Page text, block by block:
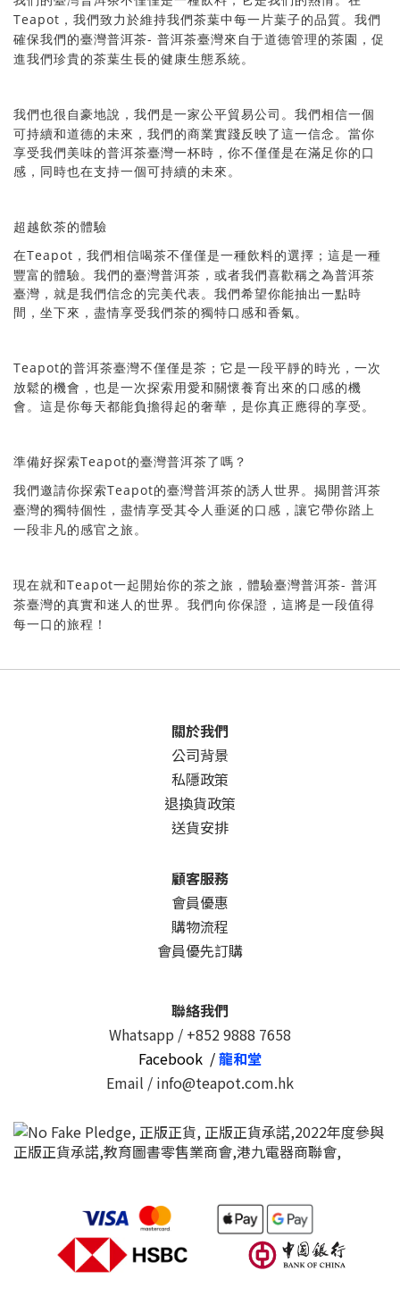
Teapot ，我們致力於維持我們茶葉中每一片葉子的品質。我們
確保我們的臺灣普洱茶- 普洱茶臺灣來自于道德管理的茶園，促
進我們珍貴的茶葉生長的健康生態系統。
我們也很自豪地說，我們是一家公平貿易公司。我們相信一個
可持續和道德的未來，我們的商業實踐反映了這一信念。當你
享受我們美味的普洱茶臺灣一杯時，你不僅僅是在滿足你的口
感，同時也在支持一個可持續的未來。
超越飲茶的體驗
在Teapot ，我們相信喝茶不僅僅是一種飲料的選擇；這是一種
豐富的體驗。我們的臺灣普洱茶，或者我們喜歡稱之為普洱茶
臺灣，就是我們信念的完美代表。我們希望你能抽出一點時
間，坐下來，盡情享受我們茶的獨特口感和香氣。
Teapot的普洱茶臺灣不僅僅是茶；它是一段平靜的時光，一次
放鬆的機會，也是一次探索用愛和關懷養育出來的口感的機
會。這是你每天都能負擔得起的奢華，是你真正應得的享受。
準備好探索Teapot的臺灣普洱茶了 嗎？
我們邀請你探索Teapot的臺灣普洱茶的誘人世界。揭開普洱茶
臺灣的獨特個性，盡情享受其令人垂涎的口感， 讓它帶你踏上
一段非凡的感官之旅。
現在就和Teapot一起開始你的茶之旅，體驗臺灣普洱茶- 普洱
茶臺灣的真實和迷人的世界。我們向你保證，這將是一段值得
每一口的旅程！
關於我們
公司背景
私隱政策
退換貨政策
送貨安排
顧客服務
會員優惠
購物流程
會員優先訂購
聯絡我們
Whatsapp / +852 9888 7658
Facebook /龍和堂
Email / info@teapot.com.hk